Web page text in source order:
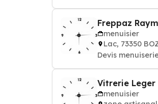
Freppaz
menuisier
Lac, 73350
Devis
Vitrerie Leger
menuisier